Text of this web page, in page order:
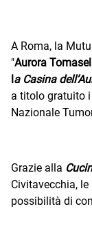
A Roma, la
"Aurora
la Casina
a titolo gratuito
Nazionale
Grazie alla
Civitavecchia,
possibilità di